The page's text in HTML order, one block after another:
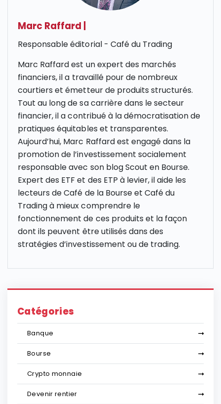
Marc Raffard
Responsable éditorial - Café du Trading
Marc Raffard est un expert des marchés
financiers, il a travaillé pour de nombreux
courtiers et émetteur de produits structurés.
Tout au long de sa carrière dans le secteur
financier, il a contribué à la démocratisation de
pratiques équitables et transparentes.
Aujourd’hui, Marc Raffard est engagé dans la
promotion de l’investissement socialement
responsable avec son blog Scout en Bourse.
Expert des ETF et des ETP à levier, il aide les
lecteurs de Café de la Bourse et Café du
Trading à mieux comprendre le
fonctionnement de ces produits et la façon
dont ils peuvent être utilisés dans des
stratégies d’investissement ou de trading.
Catégories
Banque
Bourse
Crypto monnaie
Devenir rentier